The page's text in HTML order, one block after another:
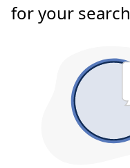
for your search